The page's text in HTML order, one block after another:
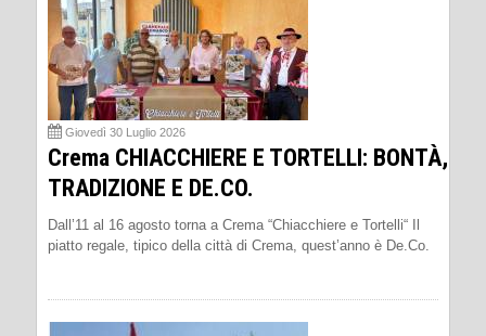
Giovedì 30 Luglio 2026
Crema CHIACCHIERE E TORTELLI: BONTÀ,
TRADIZIONE E DE.CO.
Dall’11 al 16 agosto torna a Crema “Chiacchiere e Tortelli“ Il
piatto regale, tipico della città di Crema, quest’anno è De.Co.